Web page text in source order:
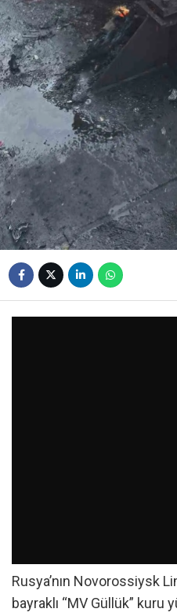
Rusya’nın Novorossiysk
bayraklı “MV Güllük” kuru